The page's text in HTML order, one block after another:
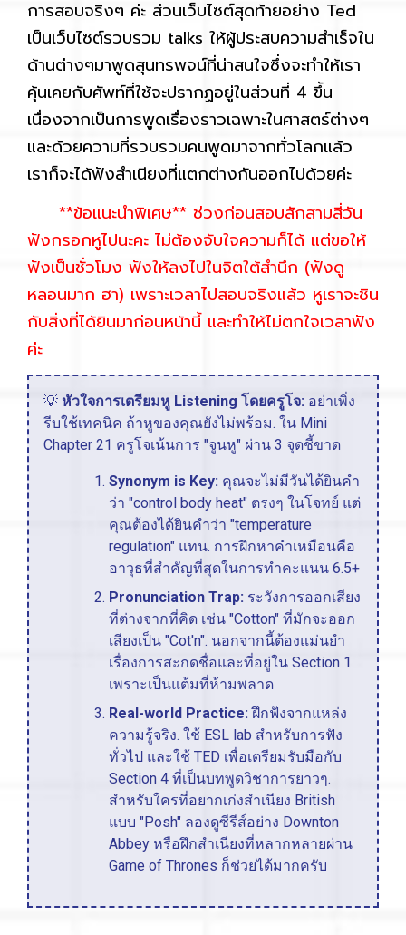
การสอบจริงๆ ค่ะ ส่วนเว็บไซต์สุดท้ายอย่าง Ted
เป็นเว็บไซต์รวบรวม talks ให้ผู้ประสบความสำเร็จใน
ด้านต่างๆมาพูดสุนทรพจน์ที่น่าสนใจซึ่งจะทำให้เรา
คุ้นเคยกับศัพท์ที่ใช้จะปรากฏอยู่ในส่วนที่ 4 ขึ้น
เนื่องจากเป็นการพูดเรื่องราวเฉพาะในศาสตร์ต่างๆ
และด้วยความที่รวบรวมคนพูดมาจากทั่วโลกแล้ว
เราก็จะได้ฟังสำเนียงที่แตกต่างกันออกไปด้วยค่ะ
**ข้อแนะนำพิเศษ** ช่วงก่อนสอบสักสามสี่วัน
ฟังกรอกหูไปนะคะ ไม่ต้องจับใจความก็ได้ แต่ขอให้
ฟังเป็นชั่วโมง ฟังให้ลงไปในจิตใต้สำนึก (ฟังดู
หลอนมาก ฮา) เพราะเวลาไปสอบจริงแล้ว หูเราจะชิน
กับสิ่งที่ได้ยินมาก่อนหน้านี้ และทำให้ไม่ตกใจเวลาฟัง
ค่ะ
💡 หัวใจการเตรียมหู Listening โดยครูโจ: อย่าเพิ่ง
รีบใช้เทคนิค ถ้าหูของคุณยังไม่พร้อม. ใน Mini
Chapter 21 ครูโจเน้นการ "จูนหู" ผ่าน 3 จุดชี้ขาด
Synonym is Key: คุณจะไม่มีวันได้ยินคำ
ว่า "control body heat" ตรงๆ ในโจทย์ แต่
คุณต้องได้ยินคำว่า "temperature
regulation" แทน. การฝึกหาคำเหมือนคือ
อาวุธที่สำคัญที่สุดในการทำคะแนน 6.5+
Pronunciation Trap: ระวังการออกเสียง
ที่ต่างจากที่คิด เช่น "Cotton" ที่มักจะออก
เสียงเป็น "Cot'n". นอกจากนี้ต้องแม่นยำ
เรื่องการสะกดชื่อและที่อยู่ใน Section 1
เพราะเป็นแต้มที่ห้ามพลาด
Real-world Practice: ฝึกฟังจากแหล่ง
ความรู้จริง. ใช้ ESL lab สำหรับการฟัง
ทั่วไป และใช้ TED เพื่อเตรียมรับมือกับ
Section 4 ที่เป็นบทพูดวิชาการยาวๆ.
สำหรับใครที่อยากเก่งสำเนียง British
แบบ "Posh" ลองดูซีรีส์อย่าง Downton
Abbey หรือฝึกสำเนียงที่หลากหลายผ่าน
Game of Thrones ก็ช่วยได้มากครับ